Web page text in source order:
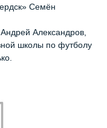
Семён
Александров,
школы по футболу